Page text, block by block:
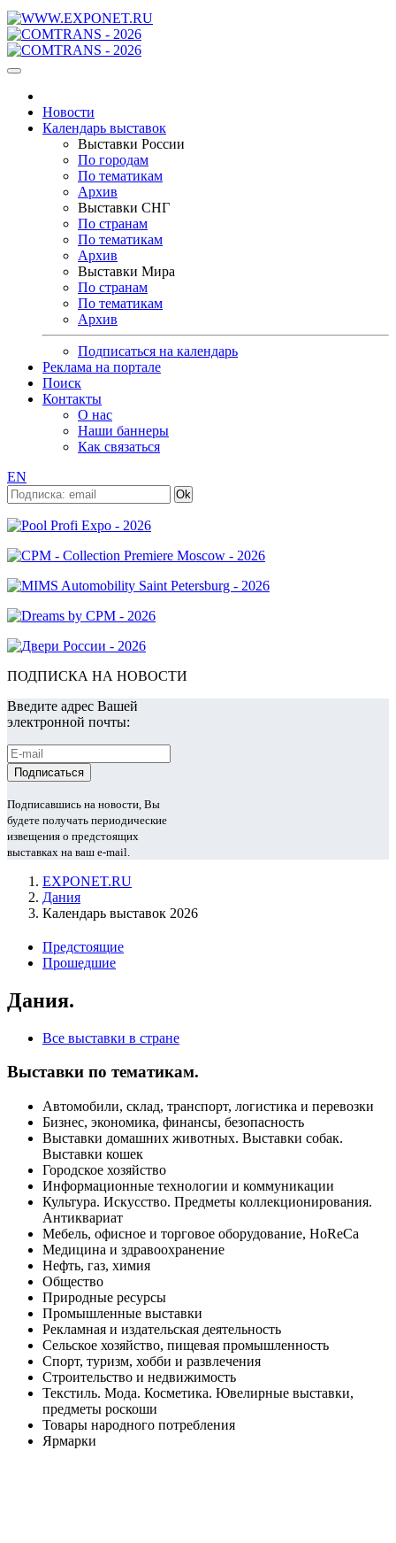
Новости
Календарь выставок
Выставки России
По городам
По тематикам
Архив
Выставки СНГ
По странам
По тематикам
Архив
Выставки Мира
По странам
По тематикам
Архив
Подписаться на календарь
Реклама на портале
Поиск
Контакты
О нас
Наши баннеры
Как связаться
EN
ПОДПИСКА НА НОВОСТИ
Введите адрес Вашей
электронной почты:
Подписавшись на новости, Вы
будете получать периодические
извещения о предстоящих
выставках на ваш e-mail.
EXPONET.RU
Дания
Календарь выставок 2026
Предстоящие
Прошедшие
Дания.
Все выставки в стране
Выставки по тематикам.
Автомобили, склад, транспорт, логистика и перевозки
Бизнес, экономика, финансы, безопасность
Выставки домашних животных. Выставки собак.
Выставки кошек
Городское хозяйство
Информационные технологии и коммуникации
Культура. Искусство. Предметы коллекционирования.
Антиквариат
Мебель, офисное и торговое оборудование, HoReCa
Медицина и здравоохранение
Нефть, газ, химия
Общество
Природные ресурсы
Промышленные выставки
Рекламная и издательская деятельность
Сельское хозяйство, пищевая промышленность
Спорт, туризм, хобби и развлечения
Строительство и недвижимость
Текстиль. Мода. Косметика. Ювелирные выставки,
предметы роскоши
Товары народного потребления
Ярмарки